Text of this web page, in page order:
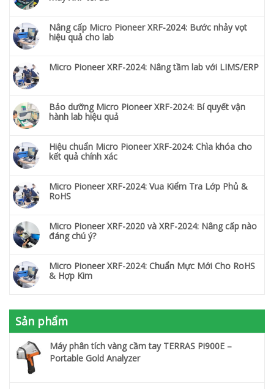
Nâng cấp Micro Pioneer XRF-2024: Bước nhảy vọt
hiệu quả cho lab
Micro Pioneer XRF-2024: Nâng tầm lab với LIMS/ERP
Bảo dưỡng Micro Pioneer XRF-2024: Bí quyết vận
hành lab hiệu quả
Hiệu chuẩn Micro Pioneer XRF-2024: Chìa khóa cho
kết quả chính xác
Micro Pioneer XRF-2024: Vua Kiểm Tra Lớp Phủ &
RoHS
Micro Pioneer XRF-2020 và XRF-2024: Nâng cấp nào
đáng chú ý?
Micro Pioneer XRF-2024: Chuẩn Mực Mới Cho RoHS
& Hợp Kim
Sản phẩm
Máy phân tích vàng cầm tay TERRAS Pi900E –
Portable Gold Analyzer